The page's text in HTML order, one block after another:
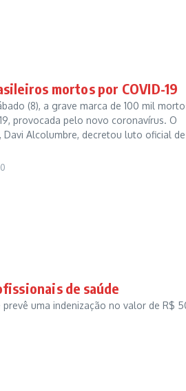
mortos por COVID-19
(8), a grave marca de 100 mil
provocada pelo novo coronavírus. O
Davi Alcolumbre, decretou luto oficial de
de saúde
uma indenização no valor de R$